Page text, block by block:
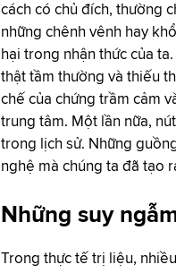
cách có chủ đích, thường
những chênh vênh hay
hại trong nhận thức của
thật tầm thường và thiếu
chế của chứng trầm cảm
trung tâm. Một lần nữa,
trong lịch sử. Những
nghệ mà chúng ta đã tạo
Những suy
Trong thực tế trị liệu,